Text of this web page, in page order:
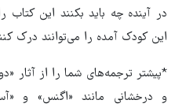
در آینده چه باید بکنند این
این کودک آمده را می‌توانند درک
*پیشتر ترجمه‌های شما را از آثار
و درخشانی مانند «اگنس» و